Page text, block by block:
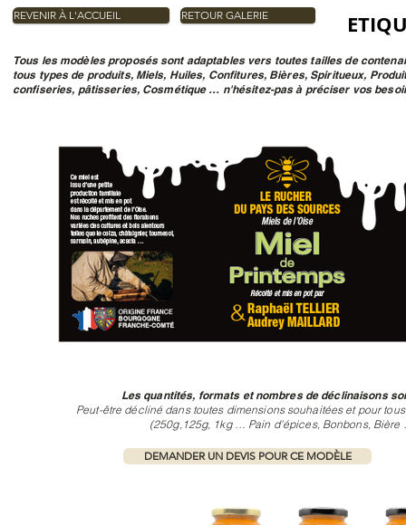
Tous les modèles proposés sont adaptables vers toutes tailles de
tous types de produits, Miels, Huiles, Confitures, Bières, Spiritueux,
confiseries, pâtisseries, Cosmétique … n'hésitez-pas à préciser vos
Les quantités, formats et nombres de déclinaisons
Peut-être décliné dans toutes dimensions souhaitées et pour
(250g,125g, 1kg … Pain d'épices, Bonbons, Bière
REVENIR À L'ACCUEIL RETOUR GALERIE
DEMANDER UN DEVIS POUR CE MODÈLE